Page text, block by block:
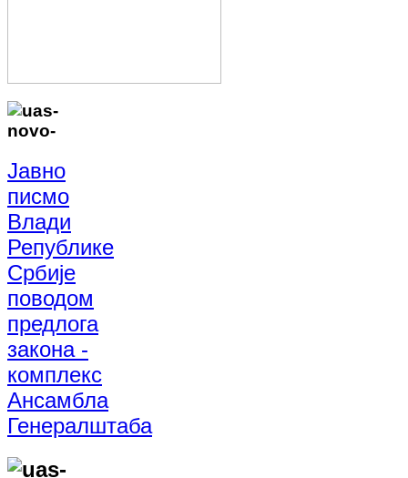
Јавно
писмо
Влади
Републике
Србије
поводом
предлога
закона -
комплекс
Ансамбла
Генералштаба